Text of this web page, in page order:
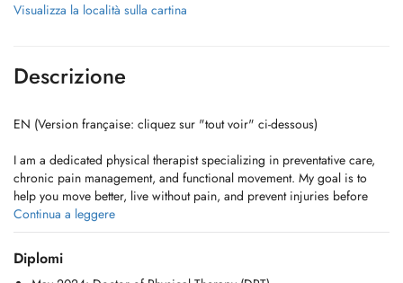
Visualizza la località sulla cartina
Descrizione
EN (Version française: cliquez sur "tout voir" ci-dessous)
I am a dedicated physical therapist specializing in preventative care,
chronic pain management, and functional movement. My goal is to
help you move better, live without pain, and prevent injuries before
they start. Because every body is different, I practice strictly patient-
centric care, individualizing every single treatment plan to match your
specific needs, lifestyle, and personal preferences.
Continua a leggere
Diplomi